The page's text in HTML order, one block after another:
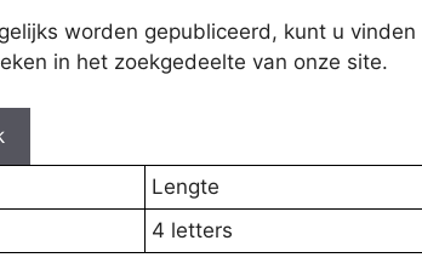
worden gepubliceerd, kunt u vinden
in het zoekgedeelte van onze site.
Lengte
4 letters